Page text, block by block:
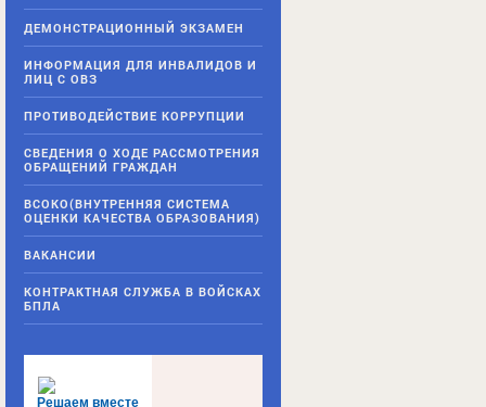
ДЕМОНСТРАЦИОННЫЙ ЭКЗАМЕН
ИНФОРМАЦИЯ ДЛЯ ИНВАЛИДОВ И
ЛИЦ С ОВЗ
ПРОТИВОДЕЙСТВИЕ КОРРУПЦИИ
СВЕДЕНИЯ О ХОДЕ РАССМОТРЕНИЯ
ОБРАЩЕНИЙ ГРАЖДАН
ВСОКО(ВНУТРЕННЯЯ СИСТЕМА
ОЦЕНКИ КАЧЕСТВА ОБРАЗОВАНИЯ)
ВАКАНСИИ
КОНТРАКТНАЯ СЛУЖБА В ВОЙСКАХ
БПЛА
Решаем вместе